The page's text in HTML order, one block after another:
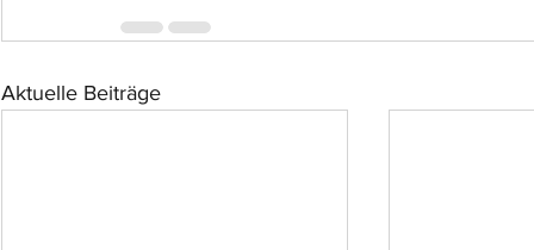
Aktuelle Beiträge